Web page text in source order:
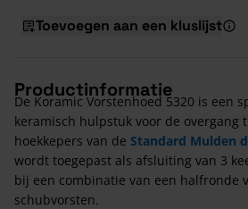
Toevoegen aan een kluslijst
Productinformatie
De Koramic Vorstenhoed 5320 is een
keramisch hulpstuk voor de overgang
hoekkepers van de Standard Mulden
wordt toegepast als afsluiting van 3
bij een combinatie van een halfronde
schubvorsten.